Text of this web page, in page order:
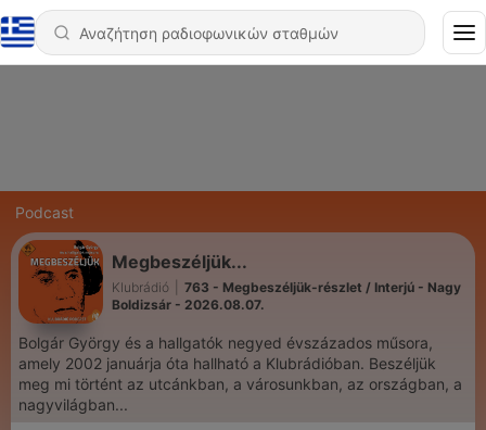
Podcast
Megbeszéljük...
Klubrádió
763 - Megbeszéljük-részlet / Interjú - Nagy
Boldizsár - 2026.08.07.
Bolgár György és a hallgatók negyed évszázados műsora,
amely 2002 januárja óta hallható a Klubrádióban. Beszéljük
meg mi történt az utcánkban, a városunkban, az országban, a
nagyvilágban...